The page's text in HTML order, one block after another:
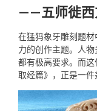
——五师徙西
在猛犸象牙雕刻题材
力的创作主题。人
都有极高要求。而
取经篇》，正是一件